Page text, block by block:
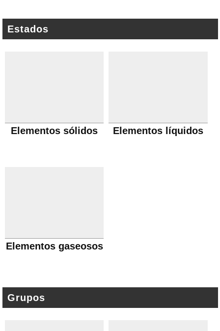
Estados
Elementos sólidos Elementos líquidos
Elementos gaseosos
Grupos